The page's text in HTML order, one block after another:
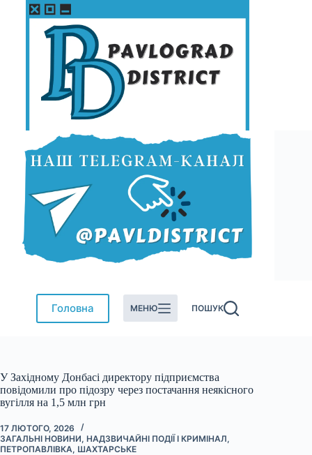
Перейти
Головна МЕНЮ ПОШУК
У Західному Донбасі директору підприємства
повідомили про підозру через постачання неякісного
вугілля на 1,5 млн грн
17 ЛЮТОГО, 2026
ЗАГАЛЬНІ НОВИНИ, НАДЗВИЧАЙНІ ПОДІЇ І КРИМІНАЛ,
ПЕТРОПАВЛІВКА, ШАХТАРСЬКЕ